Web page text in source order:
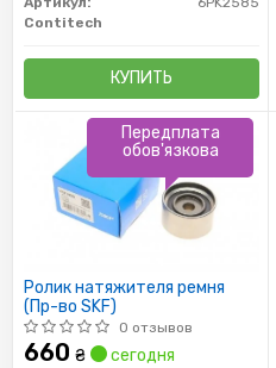
Contitech
КУПИТЬ
Ролик натяжителя ремня
(Пр-во SKF)
0 отзывов
660 ₴ сегодня
Передплата
обов'язкова